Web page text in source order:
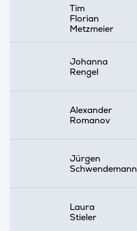
Tim
Florian
Metzmeier
Johanna
Rengel
Alexander
Romanov
Jürgen
Schwendemann
Laura
Stieler